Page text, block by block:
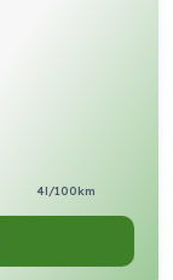
4l/100km